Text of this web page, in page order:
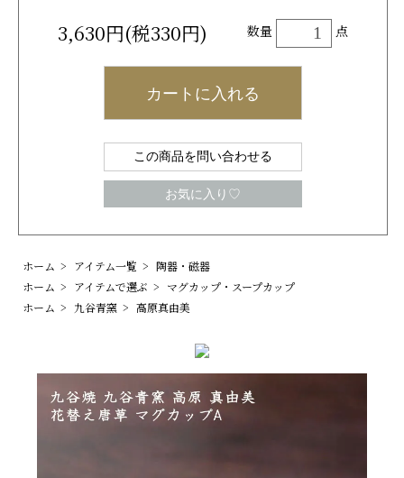
3,630円(税330円) 数量 点
カートに入れる
この商品を問い合わせる
お気に入り♡
ホーム > アイテム一覧 > 陶器・磁器
ホーム > アイテムで選ぶ > マグカップ・スープカップ
ホーム > 九谷青窯 > 高原真由美